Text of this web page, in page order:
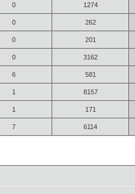
0 1274
0 262
0 201
0 3162
6 581
1 8157
1 171
7 6114